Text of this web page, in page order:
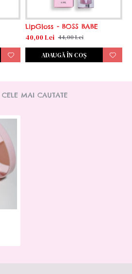
LipGloss - BOSS BABE
40,00 Lei 44,00 Lei
ADAUGĂ ÎN COŞ
CELE MAI CAUTATE